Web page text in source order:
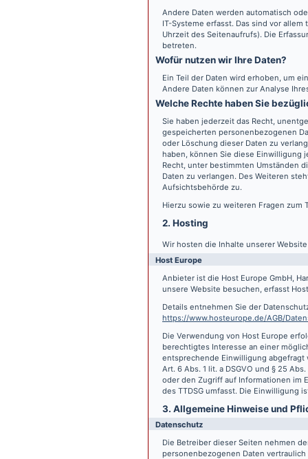
Andere Daten werden automatisch
IT-Systeme erfasst. Das sind vor
Uhrzeit des Seitenaufrufs). Die
betreten.
Wofür nutzen wir Ihre Daten?
Ein Teil der Daten wird erhoben, um
Andere Daten können zur Analyse
Welche Rechte haben Sie
Sie haben jederzeit das Recht,
gespeicherten personenbezogenen
oder Löschung dieser Daten zu
haben, können Sie diese Einwilligung
Recht, unter bestimmten Umständen
Daten zu verlangen. Des Weiteren
Aufsichtsbehörde zu.
Hierzu sowie zu weiteren Fragen zum
2. Hosting
Wir hosten die Inhalte unserer
Host Europe
Anbieter ist die Host Europe GmbH,
unsere Website besuchen, erfasst
Details entnehmen Sie der
https://www.hosteurope.de/AGB/
Die Verwendung von Host Europe
berechtigtes Interesse an einer
entsprechende Einwilligung abgefragt
Art. 6 Abs. 1 lit. a DSGVO und § 25
oder den Zugriff auf Informationen im
des TTDSG umfasst. Die Einwilligung
3. Allgemeine Hinweise und
Datenschutz
Die Betreiber dieser Seiten nehmen
personenbezogenen Daten